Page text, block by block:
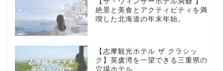
絶景と美食とアクティビティを満
喫した北海道の年末年始。
【志摩観光ホテル ザ クラシッ
ク】英虞湾を一望できる三重県の
穴場ホテル
MarriottBonvoy
TRAVEL